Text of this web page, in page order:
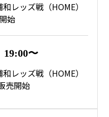
レッズ戦（HOME）
始
19:00〜
レッズ戦（HOME）
売開始